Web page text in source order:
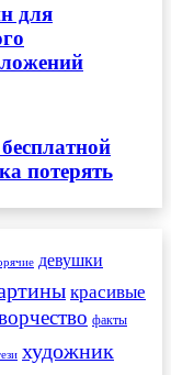
для
потерять
девушки
красивые
факты
художник